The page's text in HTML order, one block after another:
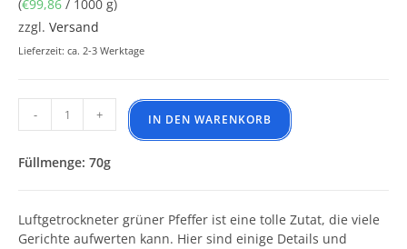
(€99,86 / 1000 g)
zzgl. Versand
Lieferzeit: ca. 2-3 Werktage
Pfeffer grün ganz luftgetrocknet Menge
- + IN DEN WARENKORB
Füllmenge: 70g
Luftgetrockneter grüner Pfeffer ist eine tolle Zutat, die viele
Gerichte aufwerten kann. Hier sind einige Details und